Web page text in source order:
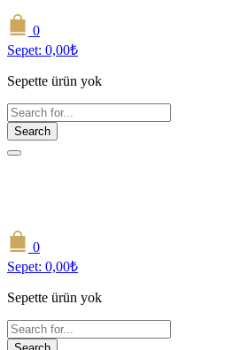
0
Sepet: 0,00₺
Sepette ürün yok
Search
0
Sepet: 0,00₺
Sepette ürün yok